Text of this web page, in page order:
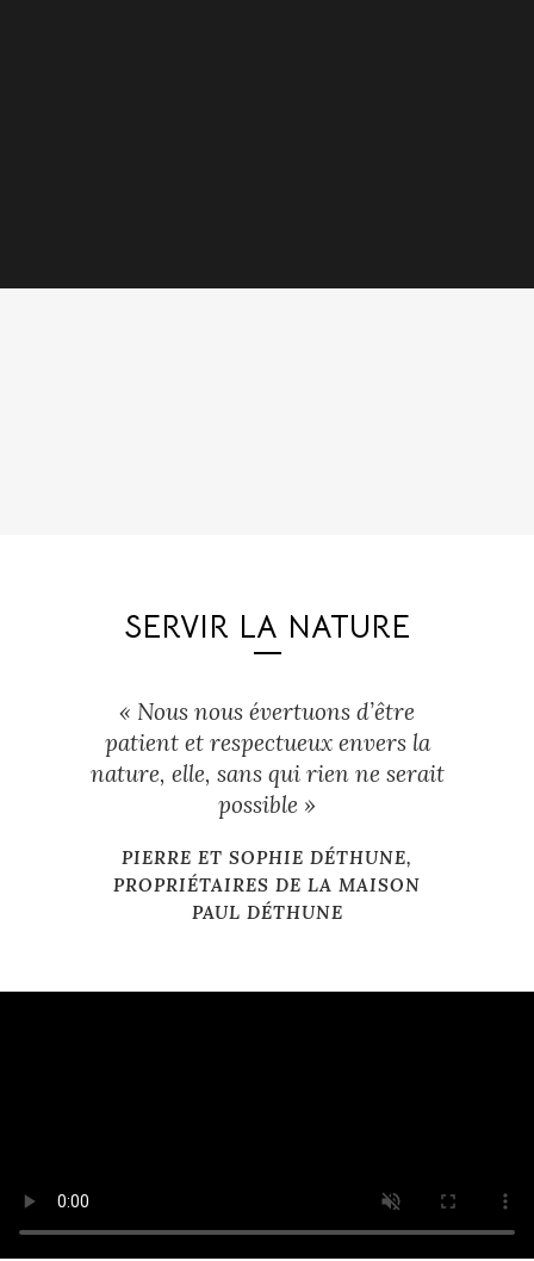
SERVIR LA NATURE
« Nous nous évertuons d’être
patient et respectueux envers la
nature, elle, sans qui rien ne serait
possible »
PIERRE ET SOPHIE DÉTHUNE,
PROPRIÉTAIRES DE LA MAISON
PAUL DÉTHUNE